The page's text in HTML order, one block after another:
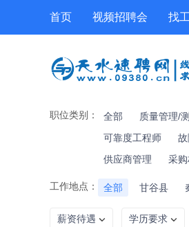
首页 视频招聘会 找
职位类别： 全部 质量管理/
可靠度工程师
供应商管理
采
工作地点： 全部 甘谷县
薪资待遇 学历要求